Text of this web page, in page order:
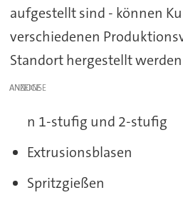
aufgestellt sind - können
verschiedenen
Standort hergestellt
ANZEIGE
n 1-stufig und 2-stufig
Extrusionsblasen
Spritzgießen